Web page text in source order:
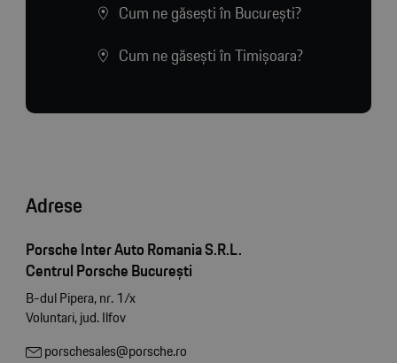
Cum ne găsești în București?
Cum ne găsești în Timișoara?
Adrese
Porsche Inter Auto Romania S.R.L.
Centrul Porsche București
B-dul Pipera, nr. 1/x
Voluntari, jud. Ilfov
porschesales@porsche.ro